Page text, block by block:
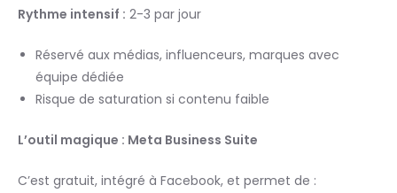
Rythme intensif : 2-3 par jour
Réservé aux médias, influenceurs, marques avec
équipe dédiée
Risque de saturation si contenu faible
L’outil magique : Meta Business Suite
C’est gratuit, intégré à Facebook, et permet de :